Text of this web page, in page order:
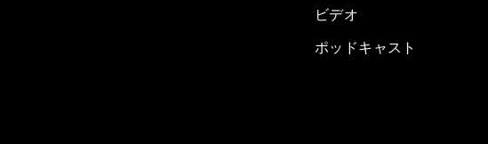
ビデオ
ポッドキャスト